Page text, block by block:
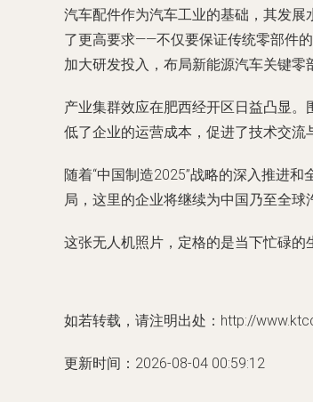
汽车配件作为汽车工业的基础，其发
了更高要求——不仅要保证传统零部件
加大研发投入，布局新能源汽车关键零
产业集群效应在肥西经开区日益凸显
低了企业的运营成本，促进了技术交流
随着“中国制造2025”战略的深入推进
局，这里的企业将继续为中国乃至全球
这张无人机照片，定格的是当下忙碌的
如若转载，请注明出处：http://
更新时间：2026-08-04 00:59:12